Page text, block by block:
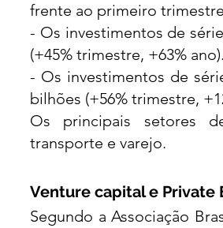
frente ao primeiro
- Os investimentos de
(+45% trimestre, +63% ano).
- Os investimentos de
bilhões (+56% trimestre,
Os principais setores
transporte e varejo.
Venture capital e Private
Segundo a Associação